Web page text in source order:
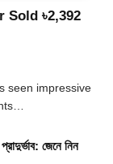
Sold ৳2,392
seen impressive
জেনে নিন